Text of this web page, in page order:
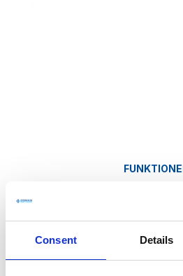
Consent Details
Welche
das COMAN